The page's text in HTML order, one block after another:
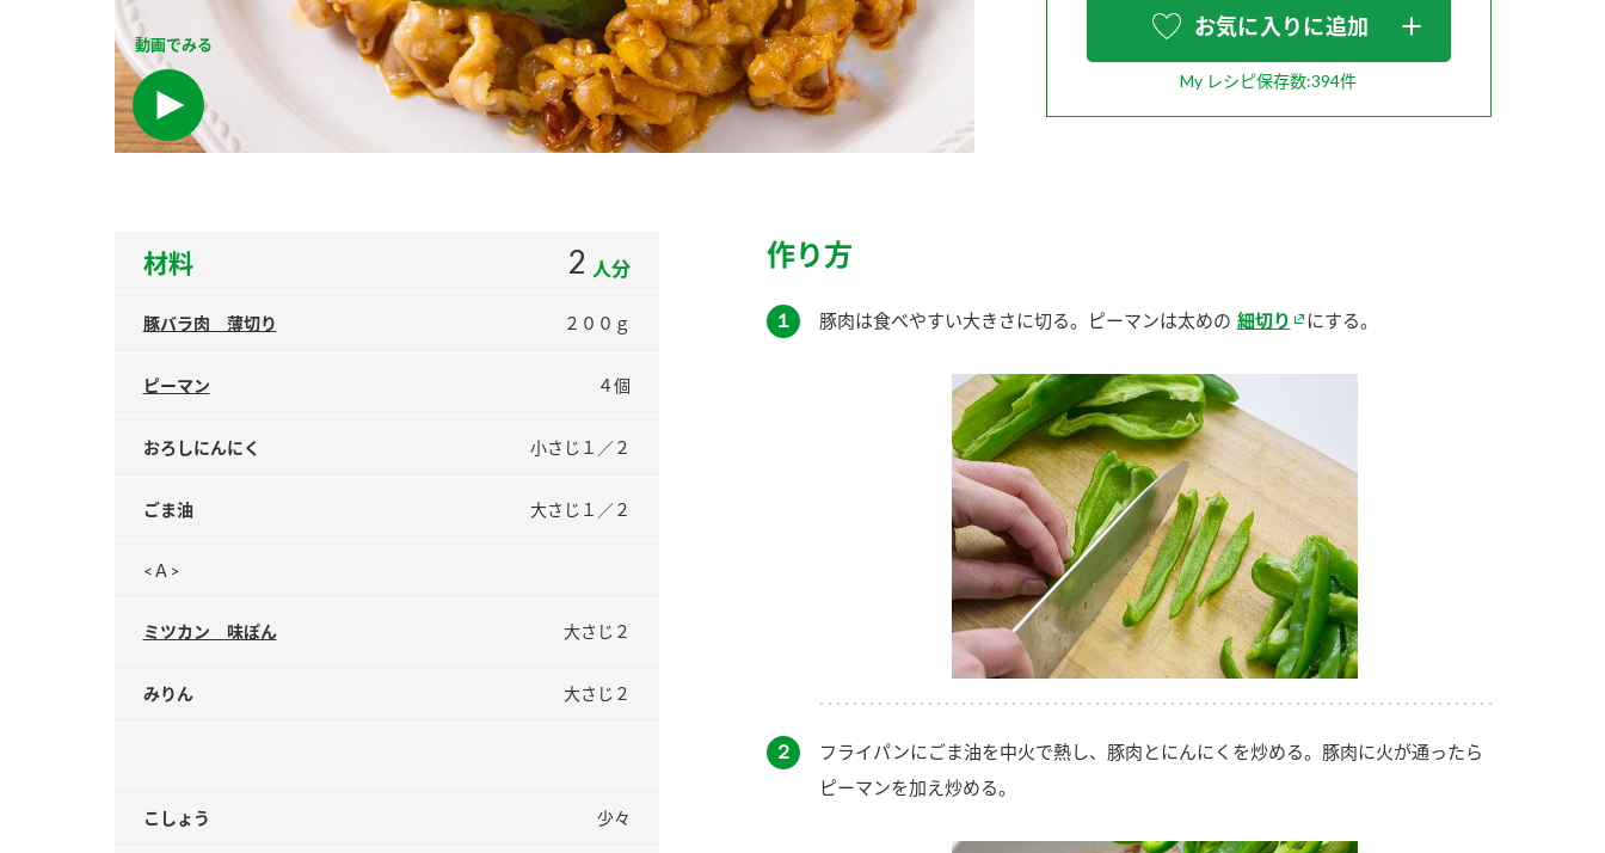
動画でみる
お気に入りに追加
My レシピ保存数:394件
材料 2 人分
豚バラ肉 薄切り ２００ｇ
ピーマン ４個
おろしにんにく 小さじ１／２
ごま油 大さじ１／２
<Ａ>
ミツカン 味ぽん 大さじ２
みりん 大さじ２
こしょう 少々
作り方
１ 豚肉は食べやすい大きさに切る。ピーマンは太めの 細切り にする。
２
フライパンにごま油を中火で熱し、豚肉とにんにくを炒める。豚肉に火が通ったら
ピーマンを加え炒める。